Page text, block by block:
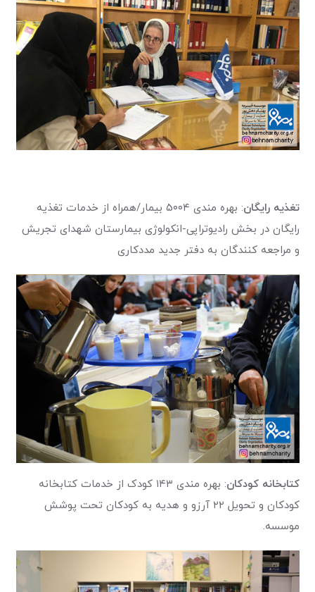
تغذیه رایگان
: بهره مندی ۵۰۰۴ بیمار/همراه از خدمات تغذیه
رایگان در بخش رادیوتراپی-انکولوژی بیمارستان شهدای تجریش
و مراجعه کنندگان به دفتر جدید مددکاری
کتابخانه کودکان
: بهره مندی ۱۴۳ کودک از خدمات کتابخانه
کودکان و تحویل ۲۲ آرزو و هدیه به کودکان تحت پوشش
موسسه.